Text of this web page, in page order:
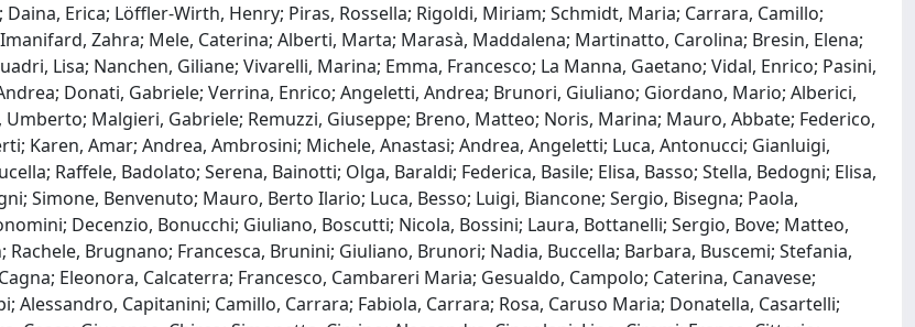
Daina, Erica; Löffler-Wirth, Henry; Piras, Rossella; Rigoldi, Miriam; Schmidt, Maria; Carrara, Camillo;
Zahra; Mele, Caterina; Alberti, Marta; Marasà, Maddalena; Martinatto, Carolina; Bresin, Elena;
Lisa; Nanchen, Giliane; Vivarelli, Marina; Emma, Francesco; La Manna, Gaetano; Vidal, Enrico; Pasini,
Donati, Gabriele; Verrina, Enrico; Angeletti, Andrea; Brunori, Giuliano; Giordano, Mario; Alberici,
Malgieri, Gabriele; Remuzzi, Giuseppe; Breno, Matteo; Noris, Marina; Mauro, Abbate; Federico,
Karen, Amar; Andrea, Ambrosini; Michele, Anastasi; Andrea, Angeletti; Luca, Antonucci; Gianluigi,
Raffele, Badolato; Serena, Bainotti; Olga, Baraldi; Federica, Basile; Elisa, Basso; Stella, Bedogni; Elisa,
Simone, Benvenuto; Mauro, Berto Ilario; Luca, Besso; Luigi, Biancone; Sergio, Bisegna; Paola,
Decenzio, Bonucchi; Giuliano, Boscutti; Nicola, Bossini; Laura, Bottanelli; Sergio, Bove; Matteo,
Rachele, Brugnano; Francesca, Brunini; Giuliano, Brunori; Nadia, Buccella; Barbara, Buscemi; Stefania,
Eleonora, Calcaterra; Francesco, Cambareri Maria; Gesualdo, Campolo; Caterina, Canavese;
Alessandro, Capitanini; Camillo, Carrara; Fabiola, Carrara; Rosa, Caruso Maria; Donatella, Casartelli;